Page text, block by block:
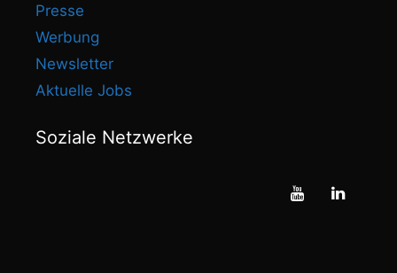
Presse
Werbung
Newsletter
Aktuelle Jobs
Soziale Netzwerke